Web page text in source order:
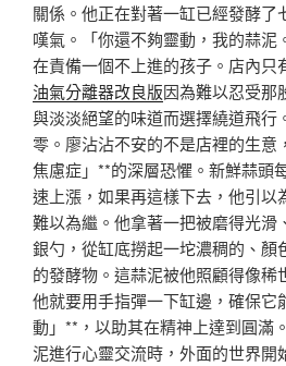
關係。他正在對著一缸已經發酵了
嘆氣。「你還不夠靈動，我的蒜泥
在責備一個不上進的孩子。店內只
油氣分離器改良版因為難以忍受那
與淡淡絕望的味道而選擇繞道飛行
零。廖沾沾不安的不是店裡的生意
焦慮症」**的深層恐懼。新鮮蒜頭
速上漲，如果再這樣下去，他引以
難以為繼。他拿著一把被磨得光滑
銀勺，從缸底撈起一坨濃稠的、顏
的發酵物。這蒜泥被他照顧得像稀
他就要用手指彈一下缸邊，確保它
動」**，以助其在精神上達到圓滿
泥進行心靈交流時，外面的世界開